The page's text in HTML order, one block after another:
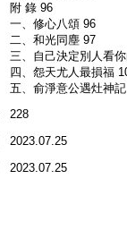
附 錄 96
一、修心八頌 96
二、和光同塵 97
三、自己決定別人看
四、怨天尤人最損福
五、俞淨意公遇灶神
228
2023.07.25
2023.07.25